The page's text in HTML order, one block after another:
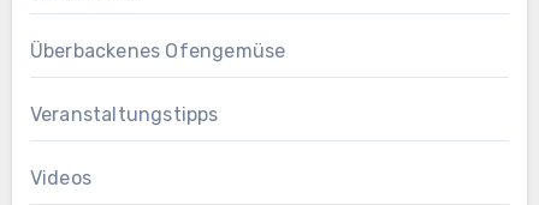
Überbackenes Ofengemüse
Veranstaltungstipps
Videos